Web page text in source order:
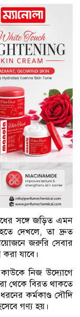
সঙ্গে জড়িত এমন
দেখলে, তা দ্রুত
জরুরি সেবার
যাবে।
নিজ উদ্যোগে
থেকে বিরত থাকতে
কর্মকাণ্ড সৌদি
গণ্য হয়।